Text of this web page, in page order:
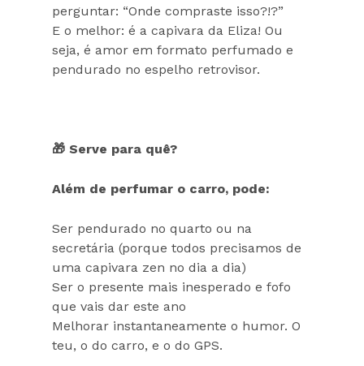
perguntar: “Onde compraste isso?!?”
E o melhor: é a capivara da Eliza! Ou
seja, é amor em formato perfumado e
pendurado no espelho retrovisor.
🎁 Serve para quê?
Além de perfumar o carro, pode:
Ser pendurado no quarto ou na
secretária (porque todos precisamos de
uma capivara zen no dia a dia)
Ser o presente mais inesperado e fofo
que vais dar este ano
Melhorar instantaneamente o humor. O
teu, o do carro, e o do GPS.